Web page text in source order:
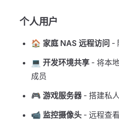
个人用户
🏠 家庭 NAS 远程访问 -
💻 开发环境共享 - 将本
成员
🎮 游戏服务器- 搭建私
📹 监控摄像头 - 远程查